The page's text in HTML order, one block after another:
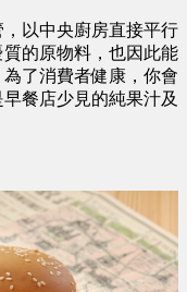
以中央廚房直接平行
的原物料，也因此能
了消費者健康，你會
餐店少見的純果汁及